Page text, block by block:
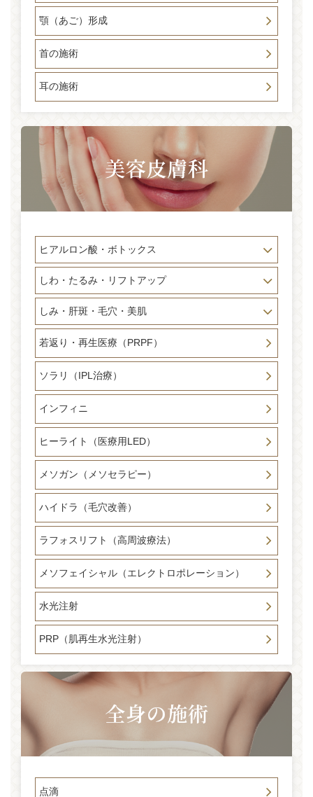
顎（あご）形成
首の施術
耳の施術
ヒアルロン酸・ボトックス
しわ・たるみ・リフトアップ
しみ・肝斑・毛穴・美肌
若返り・再生医療（PRPF）
ソラリ（IPL治療）
インフィニ
ヒーライト（医療用LED）
メソガン（メソセラピー）
ハイドラ（毛穴改善）
ラフォスリフト（高周波療法）
メソフェイシャル（エレクトロポレーション）
水光注射
PRP（肌再生水光注射）
点滴